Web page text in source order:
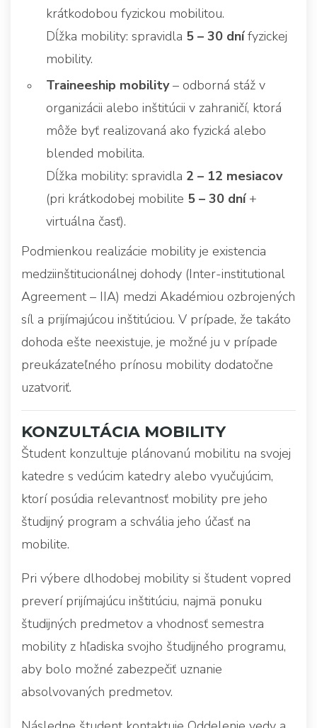
krátkodobou fyzickou mobilitou.
Dĺžka mobility: spravidla 5 – 30 dnífyzickej
mobility.
Traineeship mobility– odborná stáž v
organizácii alebo inštitúcii v zahraničí, ktorá
môže byť realizovaná ako fyzická alebo
blended mobilita.
Dĺžka mobility: spravidla 2 – 12 mesiacov
(pri krátkodobej mobilite 5 – 30 dní+
virtuálna časť).
Podmienkou realizácie mobility je existencia
medziinštitucionálnej dohody (Inter-institutional
Agreement – IIA) medzi Akadémiou ozbrojených
síl a prijímajúcou inštitúciou. V prípade, že takáto
dohoda ešte neexistuje, je možné ju v prípade
preukázateľného prínosu mobility dodatočne
uzatvoriť.
KONZULTÁCIA MOBILITY
Študent konzultuje plánovanú mobilitu na svojej
katedre s vedúcim katedry alebo vyučujúcim,
ktorí posúdia relevantnosť mobility pre jeho
študijný program a schvália jeho účasť na
mobilite.
Pri výbere dlhodobej mobility si študent vopred
preverí prijímajúcu inštitúciu, najmä ponuku
študijných predmetov a vhodnosť semestra
mobility z hľadiska svojho študijného programu,
aby bolo možné zabezpečiť uznanie
absolvovaných predmetov.